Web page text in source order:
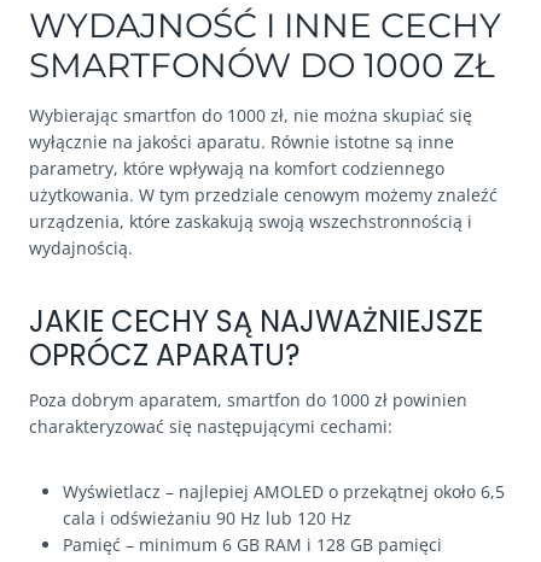
WYDAJNOŚĆ I INNE CECHY
SMARTFONÓW DO 1000 ZŁ
Wybierając smartfon do 1000 zł, nie można skupiać się
wyłącznie na jakości aparatu. Równie istotne są inne
parametry, które wpływają na komfort codziennego
użytkowania. W tym przedziale cenowym możemy znaleźć
urządzenia, które zaskakują swoją wszechstronnością i
wydajnością.
JAKIE CECHY SĄ NAJWAŻNIEJSZE
OPRÓCZ APARATU?
Poza dobrym aparatem, smartfon do 1000 zł powinien
charakteryzować się następującymi cechami:
Wyświetlacz – najlepiej AMOLED o przekątnej około 6,5
cala i odświeżaniu 90 Hz lub 120 Hz
Pamięć – minimum 6 GB RAM i 128 GB pamięci